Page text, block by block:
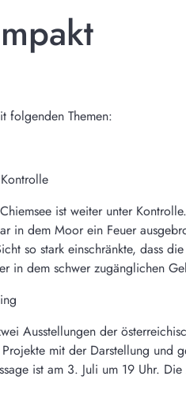
folgenden Themen:
ist weiter unter
in dem Moor ein Feuer
so stark einschränkte, dass
in dem schwer zugänglichen
Ausstellungen der
mit der Darstellung
ist am 3. Juli um 19 Uhr.